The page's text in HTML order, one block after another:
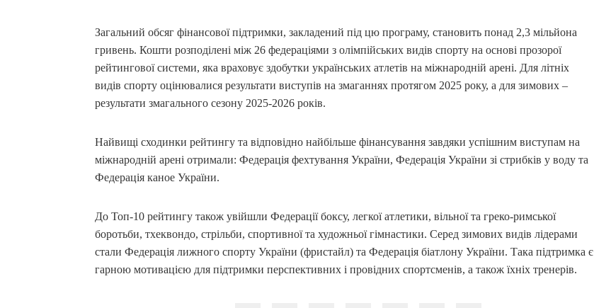
Загальний обсяг фінансової підтримки, закладений під цю програму, становить понад 2,3 мільйона
гривень. Кошти розподілені між 26 федераціями з олімпійських видів спорту на основі прозорої
рейтингової системи, яка враховує здобутки українських атлетів на міжнародній арені. Для літніх
видів спорту оцінювалися результати виступів на змаганнях протягом 2025 року, а для зимових –
результати змагального сезону 2025-2026 років.
Найвищі сходинки рейтингу та відповідно найбільше фінансування завдяки успішним виступам на
міжнародній арені отримали: Федерація фехтування України, Федерація України зі стрибків у воду та
Федерація каное України.
До Топ-10 рейтингу також увійшли Федерації боксу, легкої атлетики, вільної та греко-римської
боротьби, тхеквондо, стрільби, спортивної та художньої гімнастики. Серед зимових видів лідерами
стали Федерація лижного спорту України (фристайл) та Федерація біатлону України. Така підтримка є
гарною мотивацією для підтримки перспективних і провідних спортсменів, а також їхніх тренерів.